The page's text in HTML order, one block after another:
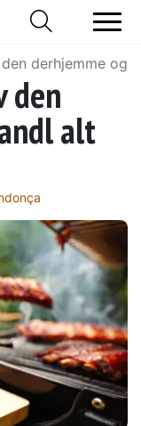
den derhjemme og
den
alt